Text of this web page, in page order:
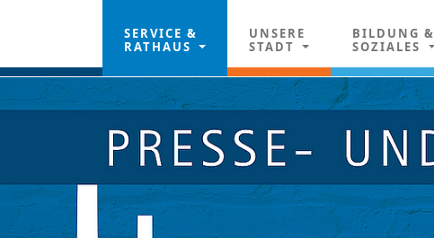
SERVICE &
RATHAUS
UNSERE
STADT
BILDUNG &
SOZIALES